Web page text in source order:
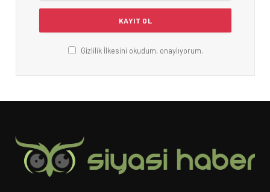
Gizlilik İlkesini okudum, onaylıyorum.